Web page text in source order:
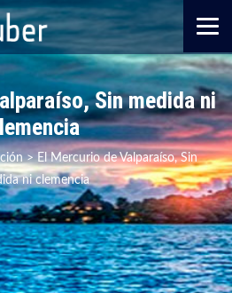
Sin medida ni
>El Mercurio de Valparaíso, Sin
ni clemencia